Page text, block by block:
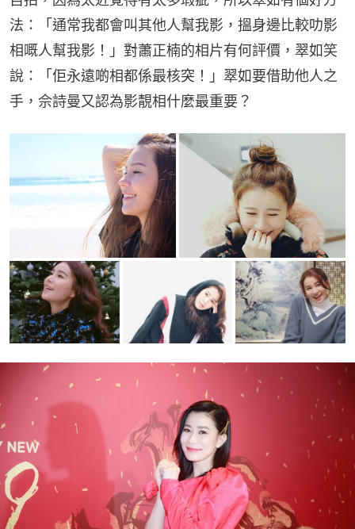
法：「通常我都會叫其他人幫我影，搵身邊比較叻影
相嘅人幫我影！」對蕭正楠的相片有何評價，翠如笑
說：「佢永遠啲相都係最核突！」翠如要借助他人之
手，佘詩曼又認為影靚相什麼最重要？